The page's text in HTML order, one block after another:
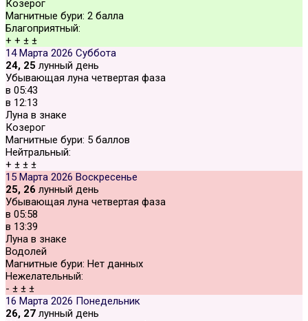
Козерог
Магнитные бури: 2 балла
Благоприятный:
+ + ± ±
14 Марта 2026 Суббота
24, 25 лунный день
Убывающая луна четвертая фаза
в 05:43
в 12:13
Луна в знаке
Козерог
Магнитные бури: 5 баллов
Нейтральный:
+ ± ± ±
15 Марта 2026 Воскресенье
25, 26 лунный день
Убывающая луна четвертая фаза
в 05:58
в 13:39
Луна в знаке
Водолей
Магнитные бури: Нет данных
Нежелательный:
- ± ± ±
16 Марта 2026 Понедельник
26, 27 лунный день